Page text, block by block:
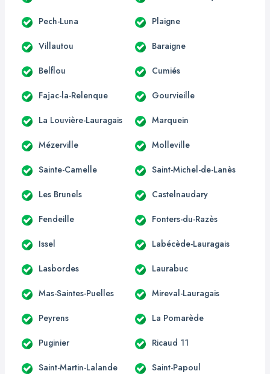
Pech-Luna Plaigne
Villautou Baraigne
Belflou Cumiés
Fajac-la-Relenque Gourvieille
La Louvière-Lauragais Marquein
Mézerville Molleville
Sainte-Camelle Saint-Michel-de-Lanès
Les Brunels Castelnaudary
Fendeille Fonters-du-Razès
Issel Labécède-Lauragais
Lasbordes Laurabuc
Mas-Saintes-Puelles Mireval-Lauragais
Peyrens La Pomarède
Puginier Ricaud 11
Saint-Martin-Lalande Saint-Papoul